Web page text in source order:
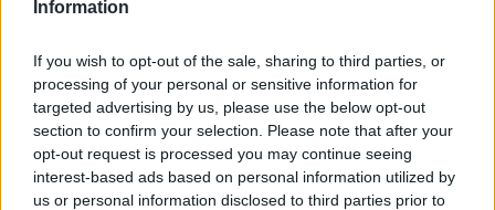
Information
If you wish to opt-out of the sale, sharing to third parties, or
processing of your personal or sensitive information for
targeted advertising by us, please use the below opt-out
section to confirm your selection. Please note that after your
opt-out request is processed you may continue seeing
interest-based ads based on personal information utilized by
us or personal information disclosed to third parties prior to
malit